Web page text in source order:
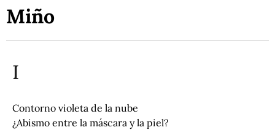
Miño
I
Contorno violeta de la nube
¿Abismo entre la máscara y la piel?